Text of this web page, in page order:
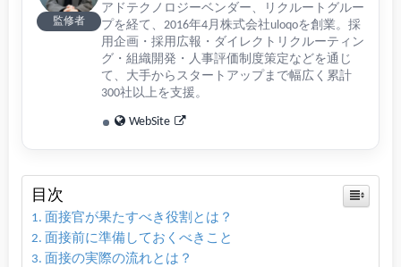
監修者
アドテクノロジーベンダー、リクルートグルー
プを経て、2016年4月株式会社uloqoを創業。採
用企画・採用広報・ダイレクトリクルーティン
グ・組織開発・人事評価制度策定などを通じ
て、大手からスタートアップまで幅広く累計
300社以上を支援。
WebSite
目次
面接官が果たすべき役割とは？
面接前に準備しておくべきこと
面接の実際の流れとは？